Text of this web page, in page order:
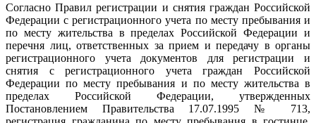
Согласно Правил регистрации и снятия граждан Российской
Федерации с регистрационного учета по месту пребывания и
по месту жительства в пределах Российской Федерации и
перечня лиц, ответственных за прием и передачу в органы
регистрационного учета документов для регистрации и
снятия с регистрационного учета граждан Российской
Федерации по месту пребывания и по месту жительства в
пределах Российской Федерации, утвержденных
Постановлением Правительства 17.07.1995 № 713,